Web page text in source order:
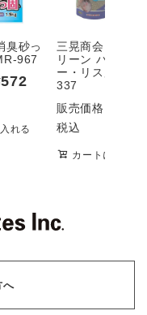
臭砂っ
967
572
れる
三晃商会 セーフ
リーン ハムスタ
ー・リス用
337
販売価格
税込
カートに入れる
へ